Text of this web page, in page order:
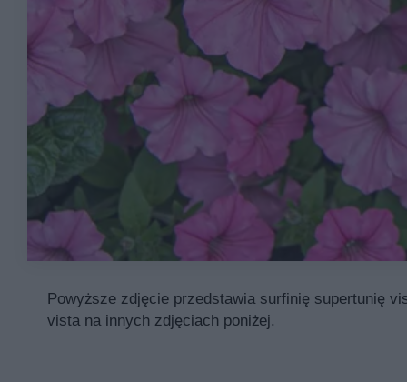
Powyższe zdjęcie przedstawia surfinię supertunię
vista na innych zdjęciach poniżej.